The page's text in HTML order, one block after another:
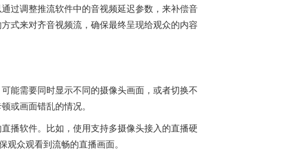
过调整推流软件中的音视频延迟参数，来补偿音
式来对齐音视频流，确保最终呈现给观众的内容
能需要同时显示不同的摄像头画面，或者切换不
或画面错乱的情况。
播软件。比如，使用支持多摄像头接入的直播硬
众观看到流畅的直播画面。